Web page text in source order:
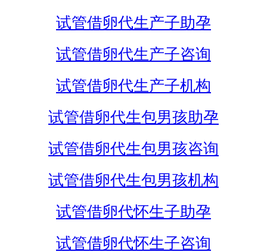
试管借卵代生产子助孕
试管借卵代生产子咨询
试管借卵代生产子机构
试管借卵代生包男孩助孕
试管借卵代生包男孩咨询
试管借卵代生包男孩机构
试管借卵代怀生子助孕
试管借卵代怀生子咨询